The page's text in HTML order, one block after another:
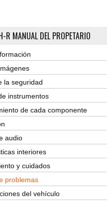
R MANUAL DEL PROPETARIO
la seguridad
instrumentos
de cada componente
audio
interiores
y cuidados
problemas
del vehículo